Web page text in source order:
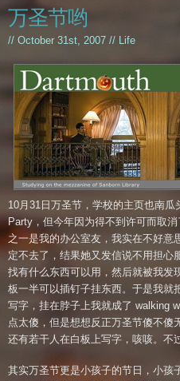
万圣节哟
// October 31st, 2007 // Life
10月31日万圣节，学校的主页也南
Party，但今年因为得不到许可而取
之一是我的办公室友，我实在不好
定不去了，结果她又发信说不用担心
找有什么东西可以用，然后就被我发
板一半可以插钉子挂东西。于是我就
写字，挂在脖子上我就成了 walking
点太傻，但是想想反正万圣节傻不傻
还有若干人在白板上写字，咳咳。不
其实万圣节更是小孩子的节日，小孩